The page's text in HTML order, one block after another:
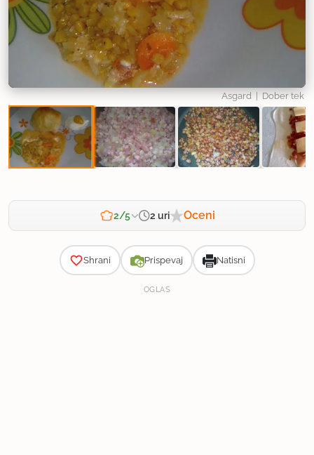
Asgard | Dober tek
2/5 2 uri Oceni
Shrani Prispevaj Natisni
OGLAS